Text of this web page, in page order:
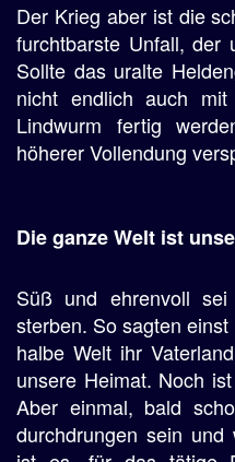
Der Krieg aber ist die
furchtbarste Unfall, der
Sollte das uralte
nicht endlich auch mit
Lindwurm fertig
höherer Vollendung
Die ganze Welt ist
Süß und ehrenvoll
sterben. So sagten
halbe Welt ihr
unsere Heimat. Noch
Aber einmal, bald
durchdrungen sein